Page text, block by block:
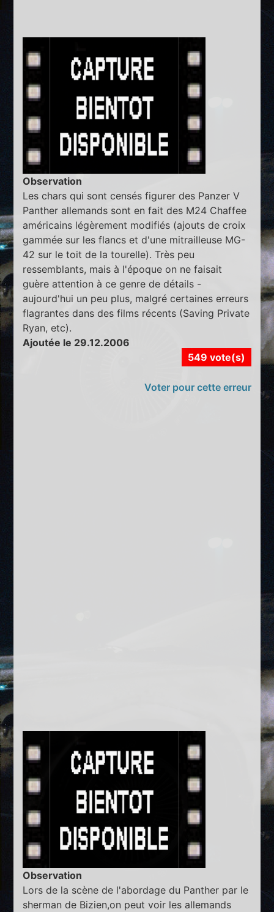
Observation
Les chars qui sont censés figurer des Panzer V
Panther allemands sont en fait des M24 Chaffee
américains légèrement modifiés (ajouts de croix
gammée sur les flancs et d'une mitrailleuse MG-
42 sur le toit de la tourelle). Très peu
ressemblants, mais à l'époque on ne faisait
guère attention à ce genre de détails -
aujourd'hui un peu plus, malgré certaines erreurs
flagrantes dans des films récents (Saving Private
Ryan, etc).
Ajoutée le 29.12.2006
549 vote(s)
Voter pour cette erreur
Observation
Lors de la scène de l'abordage du Panther par le
sherman de Bizien,on peut voir les allemands